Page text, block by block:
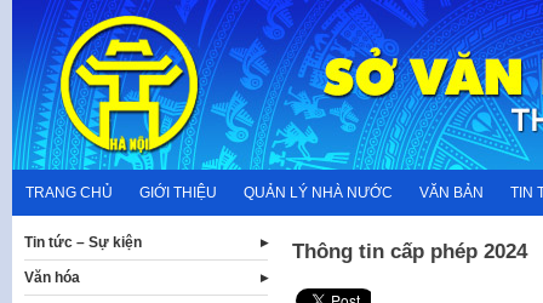
content
TRANG CHỦ GIỚI THIỆU QUẢN LÝ NHÀ NƯỚC VĂN BẢN TIN
Thông tin cấp phép 2024
Tin tức – Sự kiện
Văn hóa